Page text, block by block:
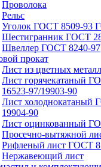
Проволока
Рельс
Уголок ГОСТ 8509-93
Шестигранник ГОСТ
Швеллер ГОСТ 8240-97
прокат
Лист из цветных
Лист горячекатаный
16523-97/19903-90
Лист
19904-90
Лист оцинкованный
Просечно-вытяжной
Рифленый лист ГОСТ
Нержавеющий лист